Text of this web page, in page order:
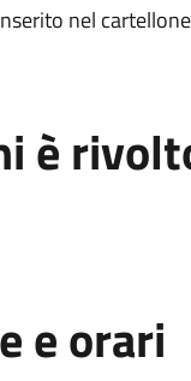
nel
è
e orari